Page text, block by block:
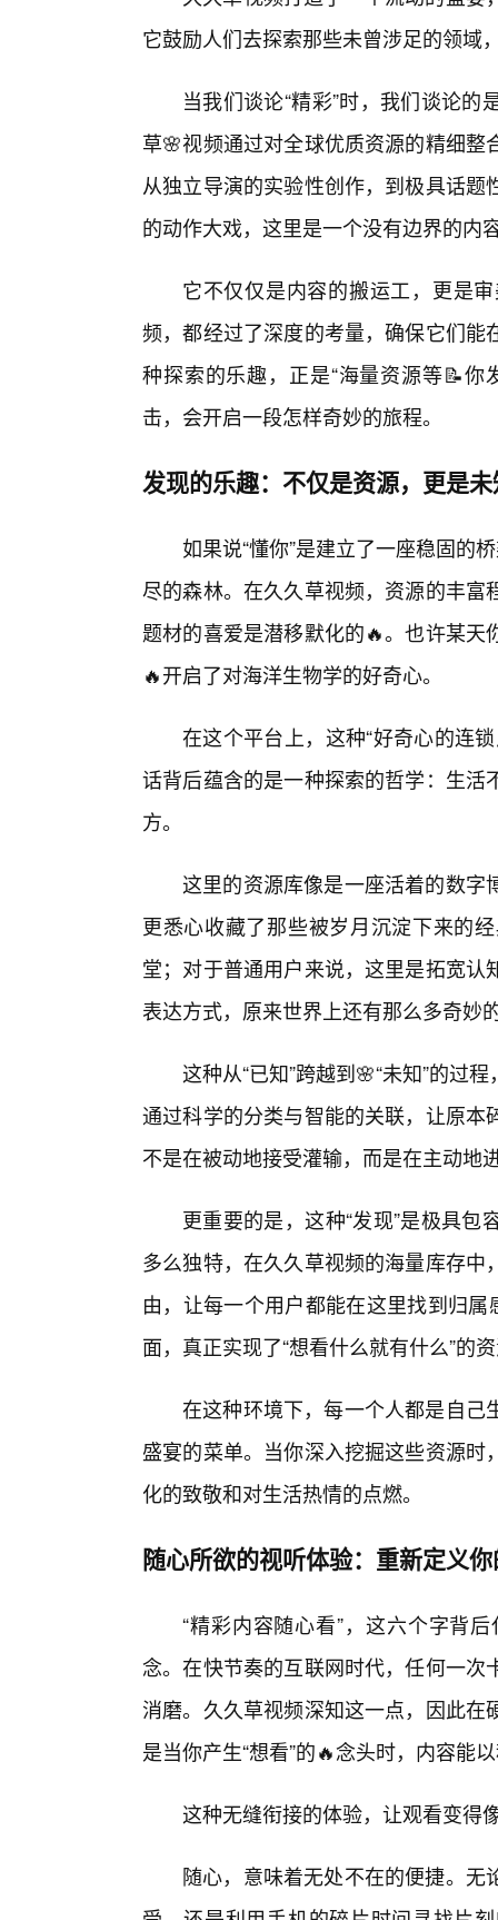
它鼓励人们去探索那些未曾涉足的领域
当我们谈论“精彩”时，我们谈论
草🌸视频通过对全球优质资源的精细
从独立导演的实验性创作，到极具话
的动作大戏，这里是一个没有边界的内
它不仅仅是内容的搬运工，更是
频，都经过了深度的考量，确保它们
种探索的乐趣，正是“海量资源等📝
击，会开启一段怎样奇妙的旅程。
发现的乐趣：不仅是资源，更是
如果说“懂你”是建立了一座稳固的
尽的森林。在久久草视频，资源的丰
题材的喜爱是潜移默化的🔥。也许某
🔥开启了对海洋生物学的好奇心。
在这个平台上，这种“好奇心的连
话背后蕴含的是一种探索的哲学：生
方。
这里的资源库像是一座活着的数字
更悉心收藏了那些被岁月沉淀下来的
堂；对于普通用户来说，这里是拓宽
表达方式，原来世界上还有那么多奇妙
这种从“已知”跨越到🌸“未知”的过
通过科学的分类与智能的关联，让原
不是在被动地接受灌输，而是在主动地
更重要的是，这种“发现”是极具
多么独特，在久久草视频的海量库存
由，让每一个用户都能在这里找到归
面，真正实现了“想看什么就有什么”的
在这种环境下，每一个人都是自己
盛宴的菜单。当你深入挖掘这些资源
化的致敬和对生活热情的点燃。
随心所欲的视听体验：重新定义
“精彩内容随心看”，这六个字背
念。在快节奏的互联网时代，任何一
消磨。久久草视频深知这一点，因此
是当你产生“想看”的🔥念头时，内容能
这种无缝衔接的体验，让观看变得
随心，意味着无处不在的便捷。